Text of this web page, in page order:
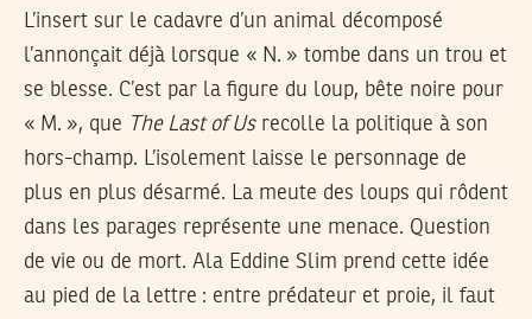
L’insert sur le cadavre d’un animal décomposé
l’annonçait déjà lorsque « N. » tombe dans un trou et
se blesse. C’est par la figure du loup, bête noire pour
« M. », que The Last of Usrecolle la politique à son
hors-champ. L’isolement laisse le personnage de
plus en plus désarmé. La meute des loups qui rôdent
dans les parages représente une menace. Question
de vie ou de mort. Ala Eddine Slim prend cette idée
au pied de la lettre : entre prédateur et proie, il faut